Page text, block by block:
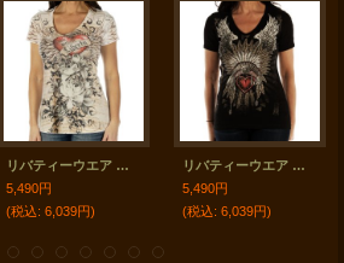
リバティーウエア ラインストーン ハート&ローズ 半袖Tシャツ（マルチ）/Liberty Wear Short Sleeve T-shirt(Women's)
5,490円
(税込: 6,039円)
リバティーウエア ラインストーン ハート・ヘッドドレス 半袖Tシャツ（ブラック）/Liberty Wear Short Sleeve T-shirt(Women's)
5,490円
(税込: 6,039円)